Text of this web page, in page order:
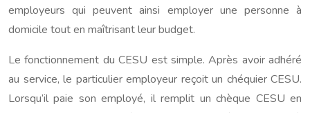
employeurs qui peuvent ainsi employer une personne à
domicile tout en maîtrisant leur budget.
Le fonctionnement du CESU est simple. Après avoir adhéré
au service, le particulier employeur reçoit un chéquier CESU.
Lorsqu’il paie son employé, il remplit un chèque CESU en